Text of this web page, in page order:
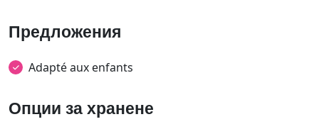
Предложения
Adapté aux enfants
Опции за хранене